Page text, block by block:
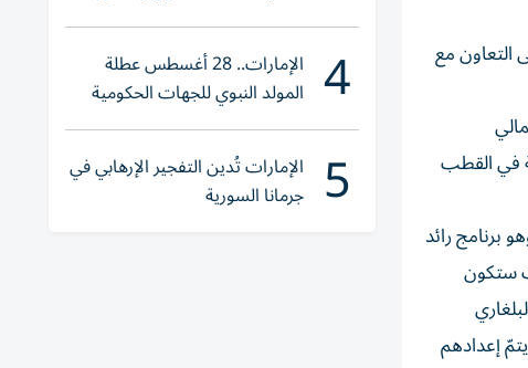
التعاون مع
في القطب
برنامج رائد
ستكون
البرنامج البلغاري
الذين يتمّ إعدادهم
الإقليمية والدولية
4 الإمارات.. 28 أغسطس عطلة
المولد النبوي للجهات الحكومية
الاتحادية و «الخاص»
5 الإمارات تُدين التفجير الإرهابي في
جرمانا السورية